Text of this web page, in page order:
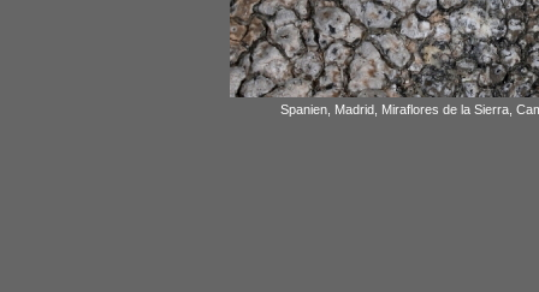
Spanien, Madrid, Miraflores de la Sierra,